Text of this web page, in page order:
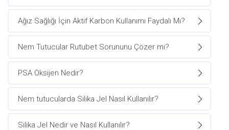
Ağız Sağlığı İçin Aktif Karbon Kullanımı Faydalı Mı?
Nem Tutucular Rutubet Sorununu Çözer mi?
PSA Oksijen Nedir?
Nem tutucularda Silika Jel Nasıl Kullanılır?
Silika Jel Nedir ve Nasıl Kullanılır?